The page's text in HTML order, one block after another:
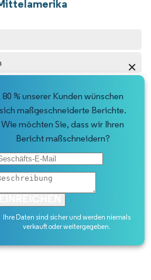
in keiner bestimmten Reihenfolge
×
80 % unserer Kunden wünschen
sich maßgeschneiderte Berichte.
Wie möchten Sie, dass wir Ihren
Bericht maßschneidern?
Ihre Daten sind sicher und werden niemals
verkauft oder weitergegeben.